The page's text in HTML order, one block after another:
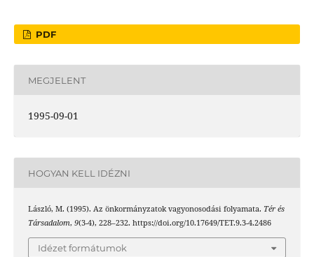
PDF
MEGJELENT
1995-09-01
HOGYAN KELL IDÉZNI
László, M. (1995). Az önkormányzatok vagyonosodási folyamata. Tér és
Társadalom, 9(3-4), 228–232. https://doi.org/10.17649/TET.9.3-4.2486
Idézet formátumok